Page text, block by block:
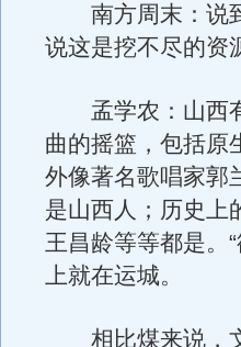
南方周末：说到
说这是挖不尽的资
孟学农：山西有
曲的摇篮，包括原
外像著名歌唱家郭
是山西人；历史上
王昌龄等等都是。
上就在运城。
相比煤来说，文